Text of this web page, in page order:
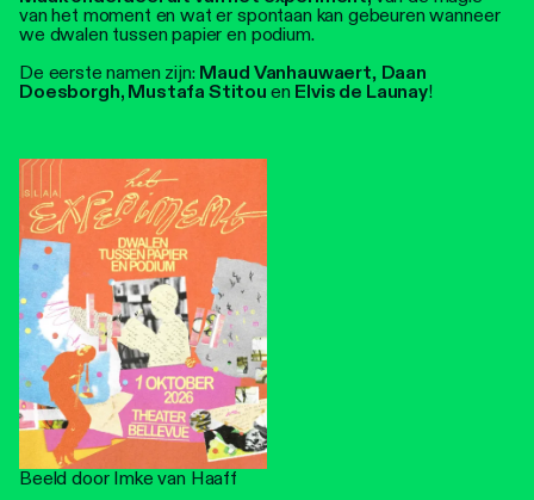
van het moment en wat er spontaan kan gebeuren wanneer
we dwalen tussen papier en podium.
De eerste namen zijn: Maud Vanhauwaert, Daan
Doesborgh, Mustafa Stitou en Elvis de Launay!
Beeld door Imke van Haaff